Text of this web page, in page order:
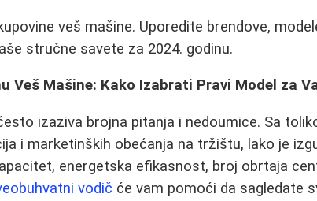
veš mašine. Uporedite brendove,
stručne savete za 2024. godinu.
Veš Mašine: Kako Izabrati Pravi Model za
izaziva brojna pitanja i nedoumice. Sa
i marketinških obećanja na tržištu, lako je
energetska efikasnost, broj obrtaja
vodič će vam pomoći da sagledate